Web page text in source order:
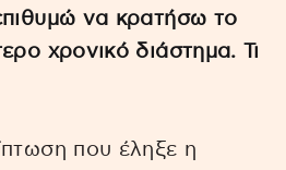
να κρατήσω το
χρονικό διάστημα. Τι
που έληξε η